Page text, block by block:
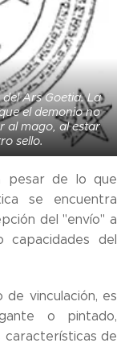
Ars Goetia. La
el demonio no
al mago, al estar
sello.
pesar de lo que
se encuentra
del "envío" a
capacidades del
vinculación, es
o pintado,
características de